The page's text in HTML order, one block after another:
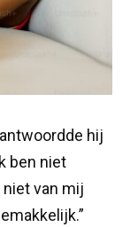
hij
ben niet
van mij